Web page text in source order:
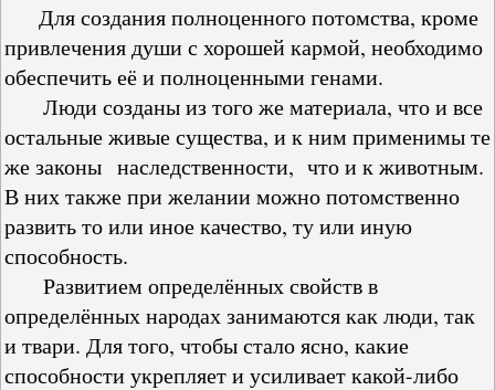
Для создания полноценного потомства, кроме
привлечения души с хорошей кармой, необходимо
обеспечить её и полноценными генами.
Люди созданы из того же материала, что и все
остальные живые существа, и к ним применимы те
же законы наследственности, что и к животным.
В них также при желании можно потомственно
развить то или иное качество, ту или иную
способность.
Развитием определённых свойств в
определённых народах занимаются как люди, так
и твари. Для того, чтобы стало ясно, какие
способности укрепляет и усиливает какой-либо